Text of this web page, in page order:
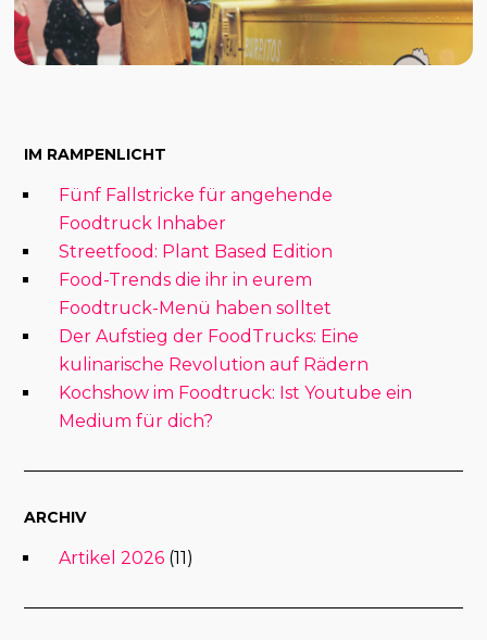
IM RAMPENLICHT
Fünf Fallstricke für angehende
Foodtruck Inhaber
Streetfood: Plant Based Edition
Food-Trends die ihr in eurem
Foodtruck-Menü haben solltet
Der Aufstieg der FoodTrucks: Eine
kulinarische Revolution auf Rädern
Kochshow im Foodtruck: Ist Youtube ein
Medium für dich?
ARCHIV
Artikel 2026 (11)